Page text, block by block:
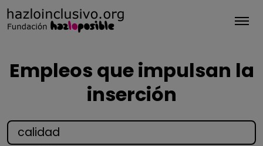
Empleos que impulsan la
inserción